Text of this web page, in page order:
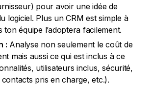
pour avoir une idée de
logiciel. Plus un CRM est simple à
ton équipe l’adoptera facilement.
: Analyse non seulement le coût de
mais aussi ce qui est inclus à ce
utilisateurs inclus, sécurité,
pris en charge, etc.).